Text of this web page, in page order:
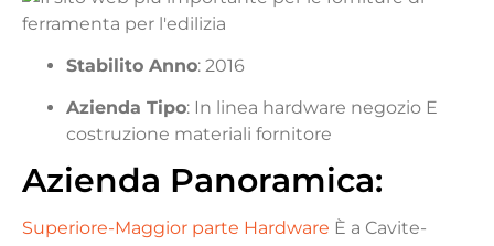
Stabilito Anno: 2016
Azienda Tipo: In linea hardware negozio E
costruzione materiali fornitore
Azienda Panoramica:
Superiore-Maggior parte Hardware È a Cavite-